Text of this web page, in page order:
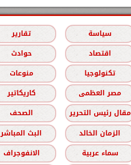
سياسة
تقارير
اقتصاد
حوادث
تكنولوجيا
منوعات
مصر العظمى
كاريكاتير
مقال رئيس التحرير
الصحف
الزمان الخالد
البث المباشر
سماء عربية الانفوجراف